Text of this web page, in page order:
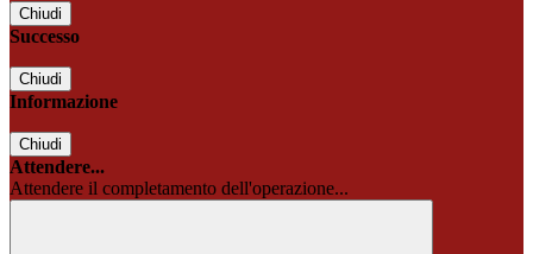
Chiudi
Successo
Chiudi
Informazione
Chiudi
Attendere...
Attendere il completamento dell'operazione...